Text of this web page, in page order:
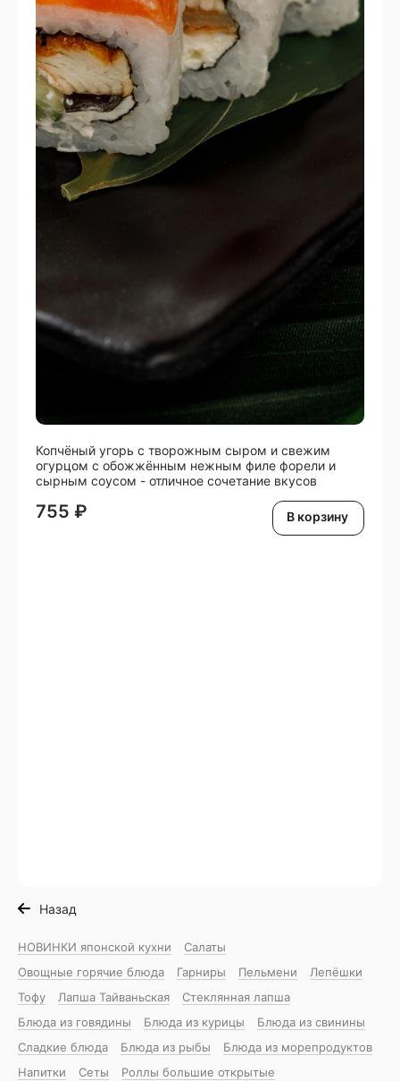
Копчёный угорь с творожным сыром и свежим
огурцом с обожжённым нежным филе форели и
сырным соусом - отличное сочетание вкусов
755 ₽ В корзину
Назад
НОВИНКИ японской кухни
Салаты
Овощные горячие блюда
Гарниры Пельмени
Лепёшки
Тофу
Лапша Тайваньская
Стеклянная лапша
Блюда из говядины
Блюда из курицы
Блюда из свинины
Сладкие блюда
Блюда из рыбы
Блюда из морепродуктов
Напитки
Сеты
Роллы большие открытые